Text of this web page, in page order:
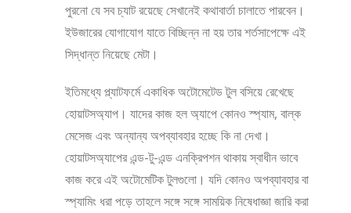
পুরনো যে সব চ্যাট রয়েছে সেখানেই কথাবার্তা চালাতে পারবেন।
ইউজারের যোগাযোগ যাতে বিচ্ছিন্ন না হয় তার শর্তসাপেক্ষে এই
সিদ্ধান্ত নিয়েছে মেটা।
ইতিমধ্যে প্ল্যাটফর্মে একাধিক অটোমেটেড টুল বসিয়ে রেখেছে
হোয়াটসঅ্যাপ। যাদের কাজ হল অ্যাপে কোনও স্প্যাম, বাল্ক
মেসেজ এবং অন্যান্য অপব্যাবহার হচ্ছে কি না দেখা।
হোয়াটসঅ্যাপের এন্ড-টু-এন্ড এনক্রিপশন থাকায় স্বাধীন ভাবে
কাজ করে এই অটোমেটিক টুলগুলো। যদি কোনও অপব্যাবহার বা
স্প্যামিং ধরা পড়ে তাহলে সঙ্গে সঙ্গে সাময়িক নিষেধাজ্ঞা জারি করা